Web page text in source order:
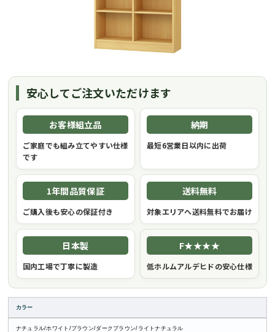
安心してご注文いただけます
お客様組立品
ご家庭でも組み立てやすい仕様
です
納期
最短6営業日以内に出荷
1年間品質保証
ご購入後も安心の保証付き
送料無料
対象エリアへ送料無料でお届け
日本製
国内工場で丁寧に製造
F★★★★
低ホルムアルデヒドの安心仕様
カラー
ナチュラル/ホワイト/ブラウン/ダークブラウン/ライトナチュラル